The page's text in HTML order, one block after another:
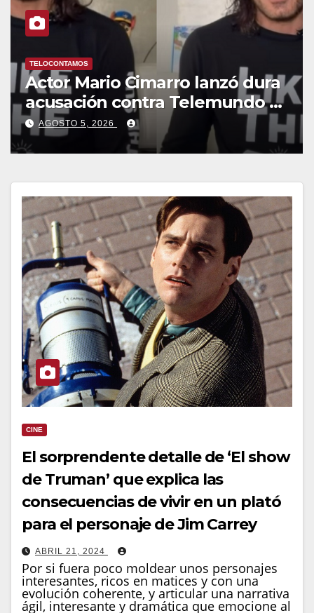
LUGARES
Restaurante Taller de Sabores
en Bullas, cocina ecléctica
AGOSTO 4, 2026
CINE
El sorprendente detalle de ‘El show
de Truman’ que explica las
consecuencias de vivir en un plató
para el personaje de Jim Carrey
ABRIL 21, 2024
Por si fuera poco moldear unos personajes
interesantes, ricos en matices y con una
evolución coherente, y articular una narrativa
ágil, interesante y dramática que emocione al